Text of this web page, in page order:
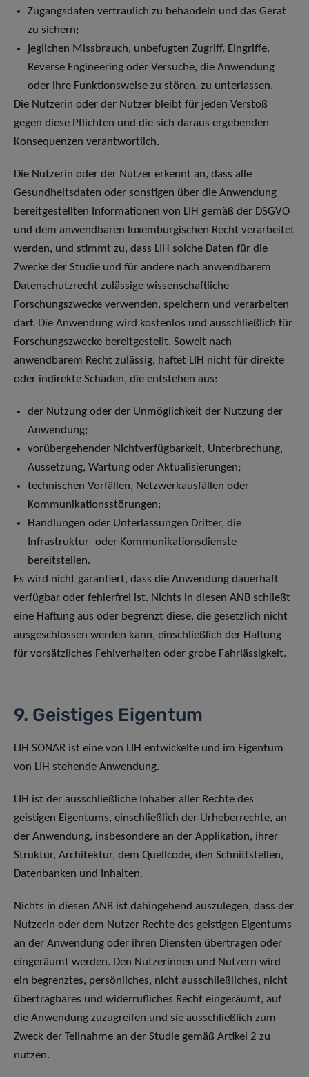
Zugangsdaten vertraulich zu behandeln und das Gerat
zu sichern;
jeglichen Missbrauch, unbefugten Zugriff, Eingriffe,
Reverse Engineering oder Versuche, die Anwendung
oder ihre Funktionsweise zu stören, zu unterlassen.
Die Nutzerin oder der Nutzer bleibt für jeden Verstoß
gegen diese Pflichten und die sich daraus ergebenden
Konsequenzen verantwortlich.
Die Nutzerin oder der Nutzer erkennt an, dass alle
Gesundheitsdaten oder sonstigen über die Anwendung
bereitgestellten Informationen von LIH gemäß der DSGVO
und dem anwendbaren luxemburgischen Recht verarbeitet
werden, und stimmt zu, dass LIH solche Daten für die
Zwecke der Studie und für andere nach anwendbarem
Datenschutzrecht zulässige wissenschaftliche
Forschungszwecke verwenden, speichern und verarbeiten
darf. Die Anwendung wird kostenlos und ausschließlich für
Forschungszwecke bereitgestellt. Soweit nach
anwendbarem Recht zulässig, haftet LIH nicht für direkte
oder indirekte Schaden, die entstehen aus:
der Nutzung oder der Unmöglichkeit der Nutzung der
Anwendung;
vorübergehender Nichtverfügbarkeit, Unterbrechung,
Aussetzung, Wartung oder Aktualisierungen;
technischen Vorfällen, Netzwerkausfällen oder
Kommunikationsstörungen;
Handlungen oder Unterlassungen Dritter, die
Infrastruktur- oder Kommunikationsdienste
bereitstellen.
Es wird nicht garantiert, dass die Anwendung dauerhaft
verfügbar oder fehlerfrei ist. Nichts in diesen ANB schließt
eine Haftung aus oder begrenzt diese, die gesetzlich nicht
ausgeschlossen werden kann, einschließlich der Haftung
für vorsätzliches Fehlverhalten oder grobe Fahrlässigkeit.
9. Geistiges Eigentum
LIH SONAR ist eine von LIH entwickelte und im Eigentum
von LIH stehende Anwendung.
LIH ist der ausschließliche Inhaber aller Rechte des
geistigen Eigentums, einschließlich der Urheberrechte, an
der Anwendung, insbesondere an der Applikation, ihrer
Struktur, Architektur, dem Quellcode, den Schnittstellen,
Datenbanken und Inhalten.
Nichts in diesen ANB ist dahingehend auszulegen, dass der
Nutzerin oder dem Nutzer Rechte des geistigen Eigentums
an der Anwendung oder ihren Diensten übertragen oder
eingeräumt werden. Den Nutzerinnen und Nutzern wird
ein begrenztes, persönliches, nicht ausschließliches, nicht
übertragbares und widerrufliches Recht eingeräumt, auf
die Anwendung zuzugreifen und sie ausschließlich zum
Zweck der Teilnahme an der Studie gemäß Artikel 2 zu
nutzen.